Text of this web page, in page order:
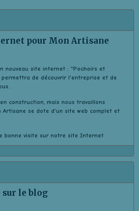
pour Mon Artisane
nouveau site internet : "Pochoirs et
permettra de découvrir l'entreprise et de
construction, mais nous travaillons
Artisane se dote d'un site web complet et
bonne visite sur notre site Internet
le blog